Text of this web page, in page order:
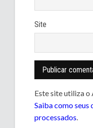
Site
Este site utiliza o
Saiba como seus
processados